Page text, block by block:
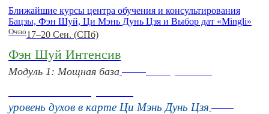
Ближайшие курсы центра обучения и консультирования
Бацзы, Фэн Шуй, Ци Мэнь Дунь Цзя и Выбор дат «Mingli»
Очно17–20 Сен. (СПб)
Фэн Шуй Интенсив
Модуль 1: Мощная база
уровень духов в карте Ци Мэнь Дунь Цзя